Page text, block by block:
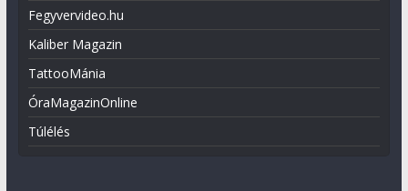
Fegyvervideo.hu
Kaliber Magazin
TattooMánia
ÓraMagazinOnline
Túlélés